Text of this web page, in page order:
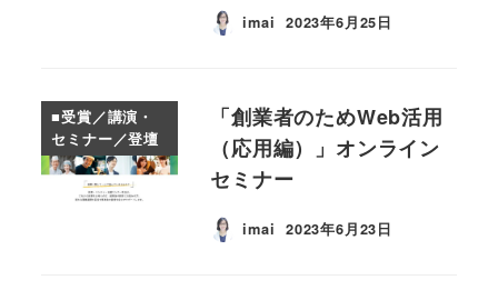
imai 投稿日
2023年6月25日
■受賞／講演・
セミナー／登壇
「創業者のためWeb活用
（応用編）」オンライン
セミナー
imai 投稿日
2023年6月23日